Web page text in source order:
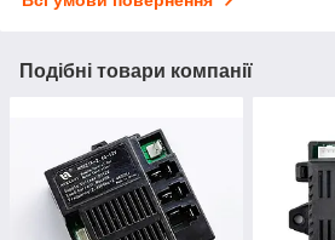
Подібні товари компанії